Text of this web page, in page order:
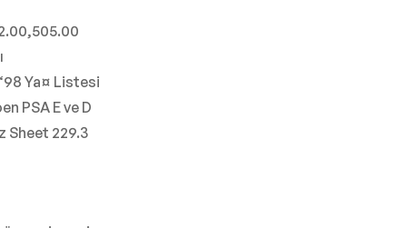
Ya¤ Listesi
PSA E ve D
Sheet 229.3